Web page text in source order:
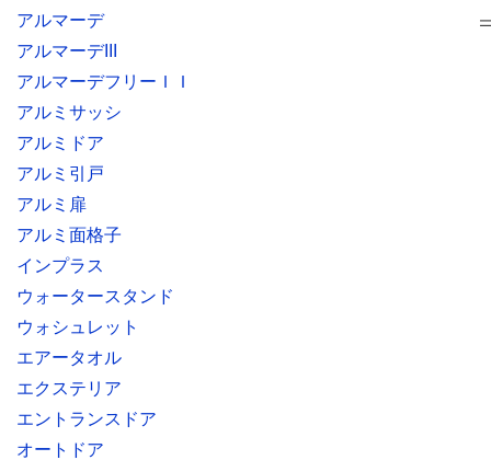
アルマーデ
アルマーデIII
アルマーデフリーＩＩ
アルミサッシ
アルミドア
アルミ引戸
アルミ扉
アルミ面格子
インプラス
ウォータースタンド
ウォシュレット
エアータオル
エクステリア
エントランスドア
オートドア